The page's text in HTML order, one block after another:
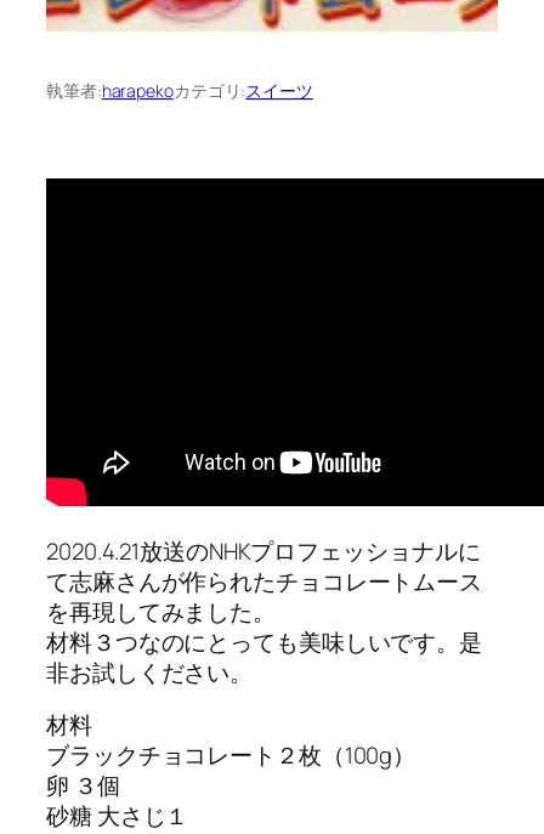
執筆者:harapekoカテゴリ:スイーツ
2020.4.21放送のNHKプロフェッショナルに
て志麻さんが作られたチョコレートムース
を再現してみました。
材料３つなのにとっても美味しいです。是
非お試しください。
材料
ブラックチョコレート２枚（100g）
卵 ３個
砂糖 大さじ１